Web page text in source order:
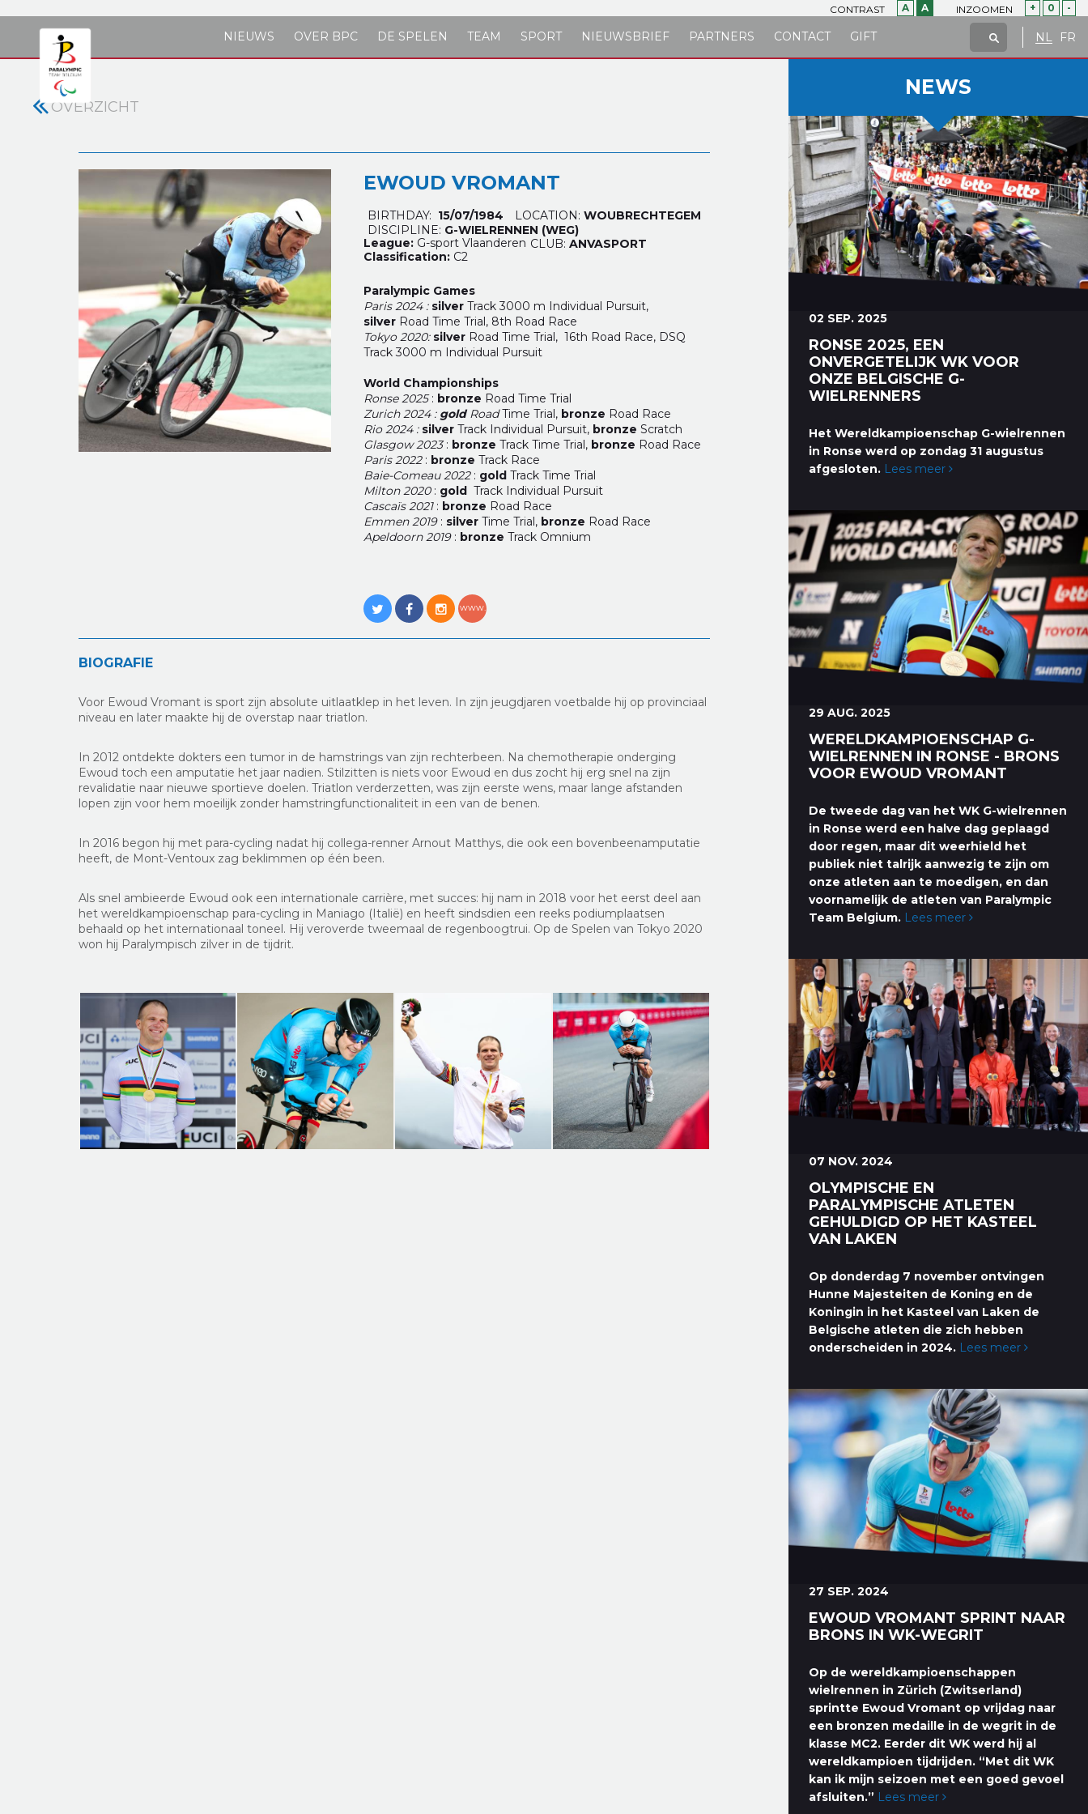
CONTRAST A A INZOOMEN + 0 -
NL FR
NIEUWS OVER BPC DE SPELEN TEAM SPORT NIEUWSBRIEF PARTNERS CONTACT GIFT
OVERZICHT
EWOUD VROMANT
BIRTHDAY: 15/07/1984 LOCATION:WOUBRECHTEGEM
DISCIPLINE: G-WIELRENNEN (WEG)
League: G-sport Vlaanderen CLUB:ANVASPORT
Classification: C2
Paralympic Games
Paris 2024 : silverTrack 3000 m Individual Pursuit,
silver Road Time Trial, 8th Road Race
Tokyo 2020: silver Road Time Trial, 16th Road Race, DSQ
Track 3000 m Individual Pursuit
World Championships
Ronse 2025: bronze Road Time Trial
Zurich 2024 : goldRoadTime Trial, bronze Road Race
Rio 2024 : silver Track Individual Pursuit, bronze Scratch
Glasgow 2023: bronze Track Time Trial, bronze Road Race
Paris 2022: bronze Track Race
Baie-Comeau 2022: goldTrack Time Trial
Milton 2020 : gold Track Individual Pursuit
Cascaïs 2021 : bronze Road Race
Emmen 2019: silverTime Trial, bronze Road Race
Apeldoorn 2019: bronze Track Omnium
BIOGRAFIE
Voor Ewoud Vromant is sport zijn absolute uitlaatklep in het leven. In zijn jeugdjaren voetbalde hij op provinciaal
niveau en later maakte hij de overstap naar triatlon.
In 2012 ontdekte dokters een tumor in de hamstrings van zijn rechterbeen. Na chemotherapie onderging
Ewoud toch een amputatie het jaar nadien. Stilzitten is niets voor Ewoud en dus zocht hij erg snel na zijn
revalidatie naar nieuwe sportieve doelen. Triatlon verderzetten, was zijn eerste wens, maar lange afstanden
lopen zijn voor hem moeilijk zonder hamstringfunctionaliteit in een van de benen.
In 2016 begon hij met para-cycling nadat hij collega-renner Arnout Matthys, die ook een bovenbeenamputatie
heeft, de Mont-Ventoux zag beklimmen op één been.
Als snel ambieerde Ewoud ook een internationale carrière, met succes: hij nam in 2018 voor het eerst deel aan
het wereldkampioenschap para-cycling in Maniago (Italië) en heeft sindsdien een reeks podiumplaatsen
behaald op het internationaal toneel. Hij veroverde tweemaal de regenboogtrui. Op de Spelen van Tokyo 2020
won hij Paralympisch zilver in de tijdrit.
NEWS
02 SEP. 2025
RONSE 2025, EEN
ONVERGETELIJK WK VOOR
ONZE BELGISCHE G-
WIELRENNERS
Het Wereldkampioenschap G-wielrennen
in Ronse werd op zondag 31 augustus
afgesloten. Lees meer
29 AUG. 2025
WERELDKAMPIOENSCHAP G-
WIELRENNEN IN RONSE - BRONS
VOOR EWOUD VROMANT
De tweede dag van het WK G-wielrennen
in Ronse werd een halve dag geplaagd
door regen, maar dit weerhield het
publiek niet talrijk aanwezig te zijn om
onze atleten aan te moedigen, en dan
voornamelijk de atleten van Paralympic
Team Belgium. Lees meer
07 NOV. 2024
OLYMPISCHE EN
PARALYMPISCHE ATLETEN
GEHULDIGD OP HET KASTEEL
VAN LAKEN
Op donderdag 7 november ontvingen
Hunne Majesteiten de Koning en de
Koningin in het Kasteel van Laken de
Belgische atleten die zich hebben
onderscheiden in 2024. Lees meer
27 SEP. 2024
EWOUD VROMANT SPRINT NAAR
BRONS IN WK-WEGRIT
Op de wereldkampioenschappen
wielrennen in Zürich (Zwitserland)
sprintte Ewoud Vromant op vrijdag naar
een bronzen medaille in de wegrit in de
klasse MC2. Eerder dit WK werd hij al
wereldkampioen tijdrijden. “Met dit WK
kan ik mijn seizoen met een goed gevoel
afsluiten.” Lees meer